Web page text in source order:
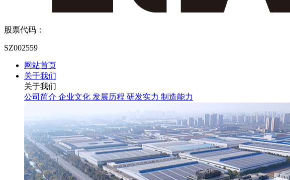
股票代码：
SZ002559
网站首页
关于我们
关于我们
公司简介 企业文化 发展历程 研发实力 制造能力